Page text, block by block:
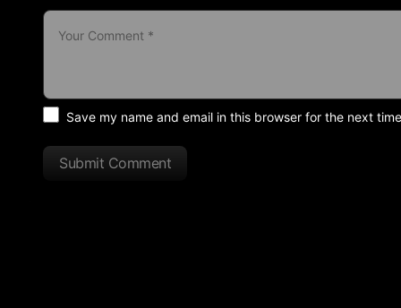
Save my name and email in this browser for the next
Submit Comment